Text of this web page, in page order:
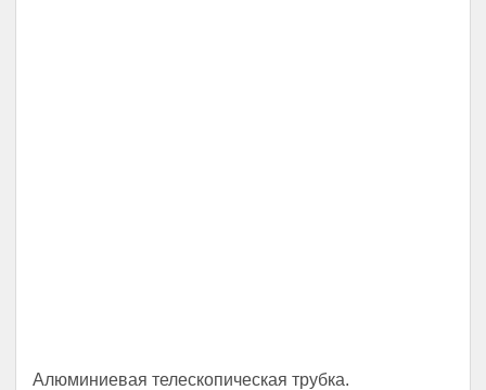
Алюминиевая телескопическая трубка.